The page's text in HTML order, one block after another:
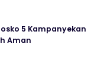
5 Kampanyekan
Aman